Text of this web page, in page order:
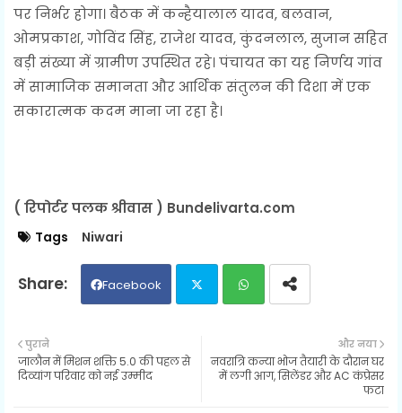
पर निर्भर होगा। बैठक में कन्हैयालाल यादव, बलवान,
ओमप्रकाश, गोविंद सिंह, राजेश यादव, कुंदनलाल, सुजान सहित
बड़ी संख्या में ग्रामीण उपस्थित रहे। पंचायत का यह निर्णय गांव
में सामाजिक समानता और आर्थिक संतुलन की दिशा में एक
सकारात्मक कदम माना जा रहा है।
( रिपोर्टर पलक श्रीवास ) Bundelivarta.com
Tags Niwari
Facebook
ter ats
और नया
नवरात्रि कन्या भोज तैयारी के दौरान घर
में लगी आग, सिलेंडर और AC कंप्रेसर
फटा
पुराने
जालौन में मिशन शक्ति 5.0 की पहल से
दिव्यांग परिवार को नई उम्मीद